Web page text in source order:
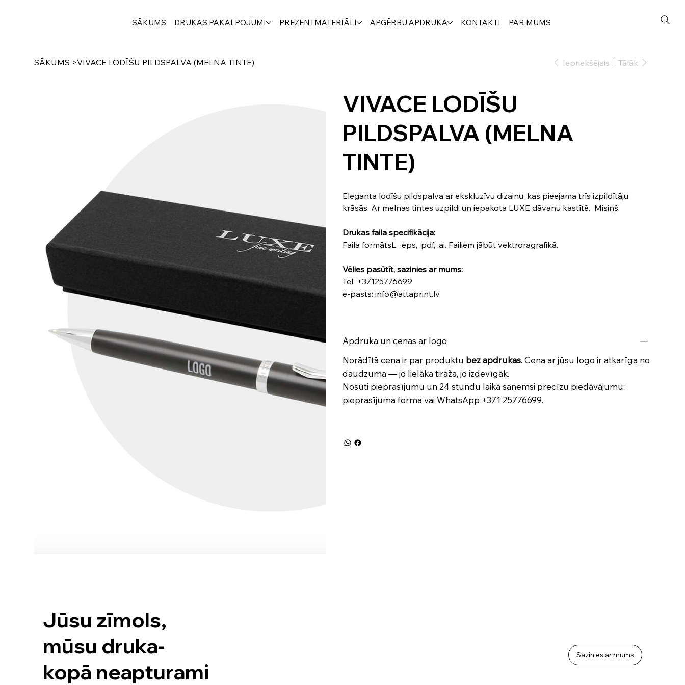
SĀKUMS DRUKAS PAKALPOJUMI PREZENTMATERIĀLI APĢĒRBU APDRUKA KONTAKTI PAR MUMS
SĀKUMS >VIVACE LODĪŠU PILDSPALVA (MELNA TINTE) Iepriekšējais Tālāk
VIVACE LODĪŠU
PILDSPALVA (MELNA
TINTE)
Eleganta lodīšu pildspalva ar ekskluzīvu dizainu, kas pieejama trīs izpildītāju
krāsās. Ar melnas tintes uzpildi un iepakota LUXE dāvanu kastītē. Misiņš.
Drukas faila specifikācija:
Faila formātsL .eps, .pdf, .ai. Failiem jābūt vektroragrafikā.
Vēlies pasūtīt, sazinies ar mums:
Tel. +37125776699
e-pasts: info@attaprint.lv
Apdruka un cenas ar logo
Norādītā cena ir par produktu bez apdrukas. Cena ar jūsu logo ir atkarīga no
daudzuma — jo lielāka tirāža, jo izdevīgāk.
Nosūti pieprasījumu un 24 stundu laikā saņemsi precīzu piedāvājumu:
pieprasījuma forma vai WhatsApp +371 25776699.
Jūsu zīmols,
mūsu druka-
kopā neapturami
Sazinies ar mums